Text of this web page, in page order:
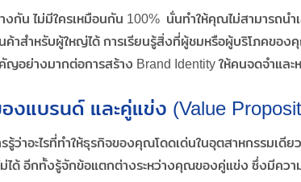
กัน ไม่มีใครเหมือนกัน 100% นั่นทำให้คุณไม่สามารถน
ค้าสำหรับผู้ใหญ่ได้ การเรียนรู้สิ่งที่ผู้ชมหรือผู้บริโภคขอ
อย่างมากต่อการสร้าง Brand Identity ให้คนจดจำและ
แบรนด์ และคู่แข่ง (Value
ว่าอะไรที่ทำให้ธุรกิจของคุณโดดเด่นในอุตสาหกรรมเดี
ม่ได้ อีกทั้งรู้จักข้อแตกต่างระหว่างคุณของคู่แข่ง ซึ่งมีค